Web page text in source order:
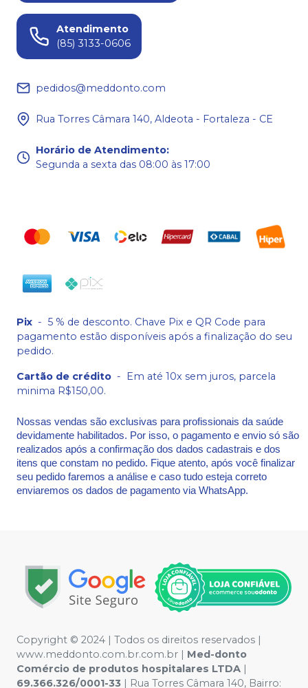
Atendimento
(85) 3133-0606
pedidos@meddonto.com
Rua Torres Câmara 140, Aldeota - Fortaleza - CE
Horário de Atendimento:
Segunda a sexta das 08:00 às 17:00
Pix - 5 % de desconto. Chave Pix e QR Code para
pagamento estão disponíveis após a finalização do seu
pedido.
Cartão de crédito - Em até 10x sem juros, parcela
minima R$150,00.
Nossas vendas são exclusivas para profissionais da saúde
devidamente habilitados. Por isso, o pagamento e envio só são
realizados após a confirmação dos dados cadastrais e dos
itens que constam no pedido. Fique atento, após você finalizar
seu pedido faremos a análise e caso tudo esteja correto
enviaremos os dados de pagamento via WhatsApp.
Copyright © 2024 | Todos os direitos reservados |
www.meddonto.com.br.com.br | Med-donto
Comércio de produtos hospitalares LTDA |
69.366.326/0001-33 | Rua Torres Câmara 140, Bairro: